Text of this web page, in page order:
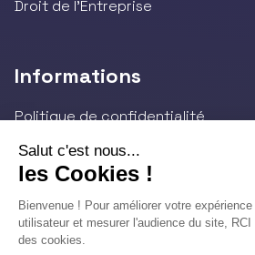
Droit de l'Entreprise
Informations
Politique de confidentialité
Site réalisé par YProximité
Contact